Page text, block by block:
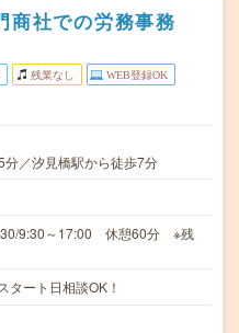
商社での労務事務
残業なし WEB登録OK
／汐見橋駅から徒歩7分
9:30～17:00 休憩60分 ※残
タート日相談OK！